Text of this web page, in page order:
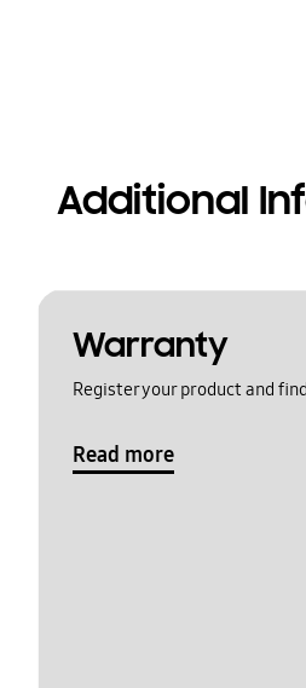
Additional
Warranty
Register your product and
Read more